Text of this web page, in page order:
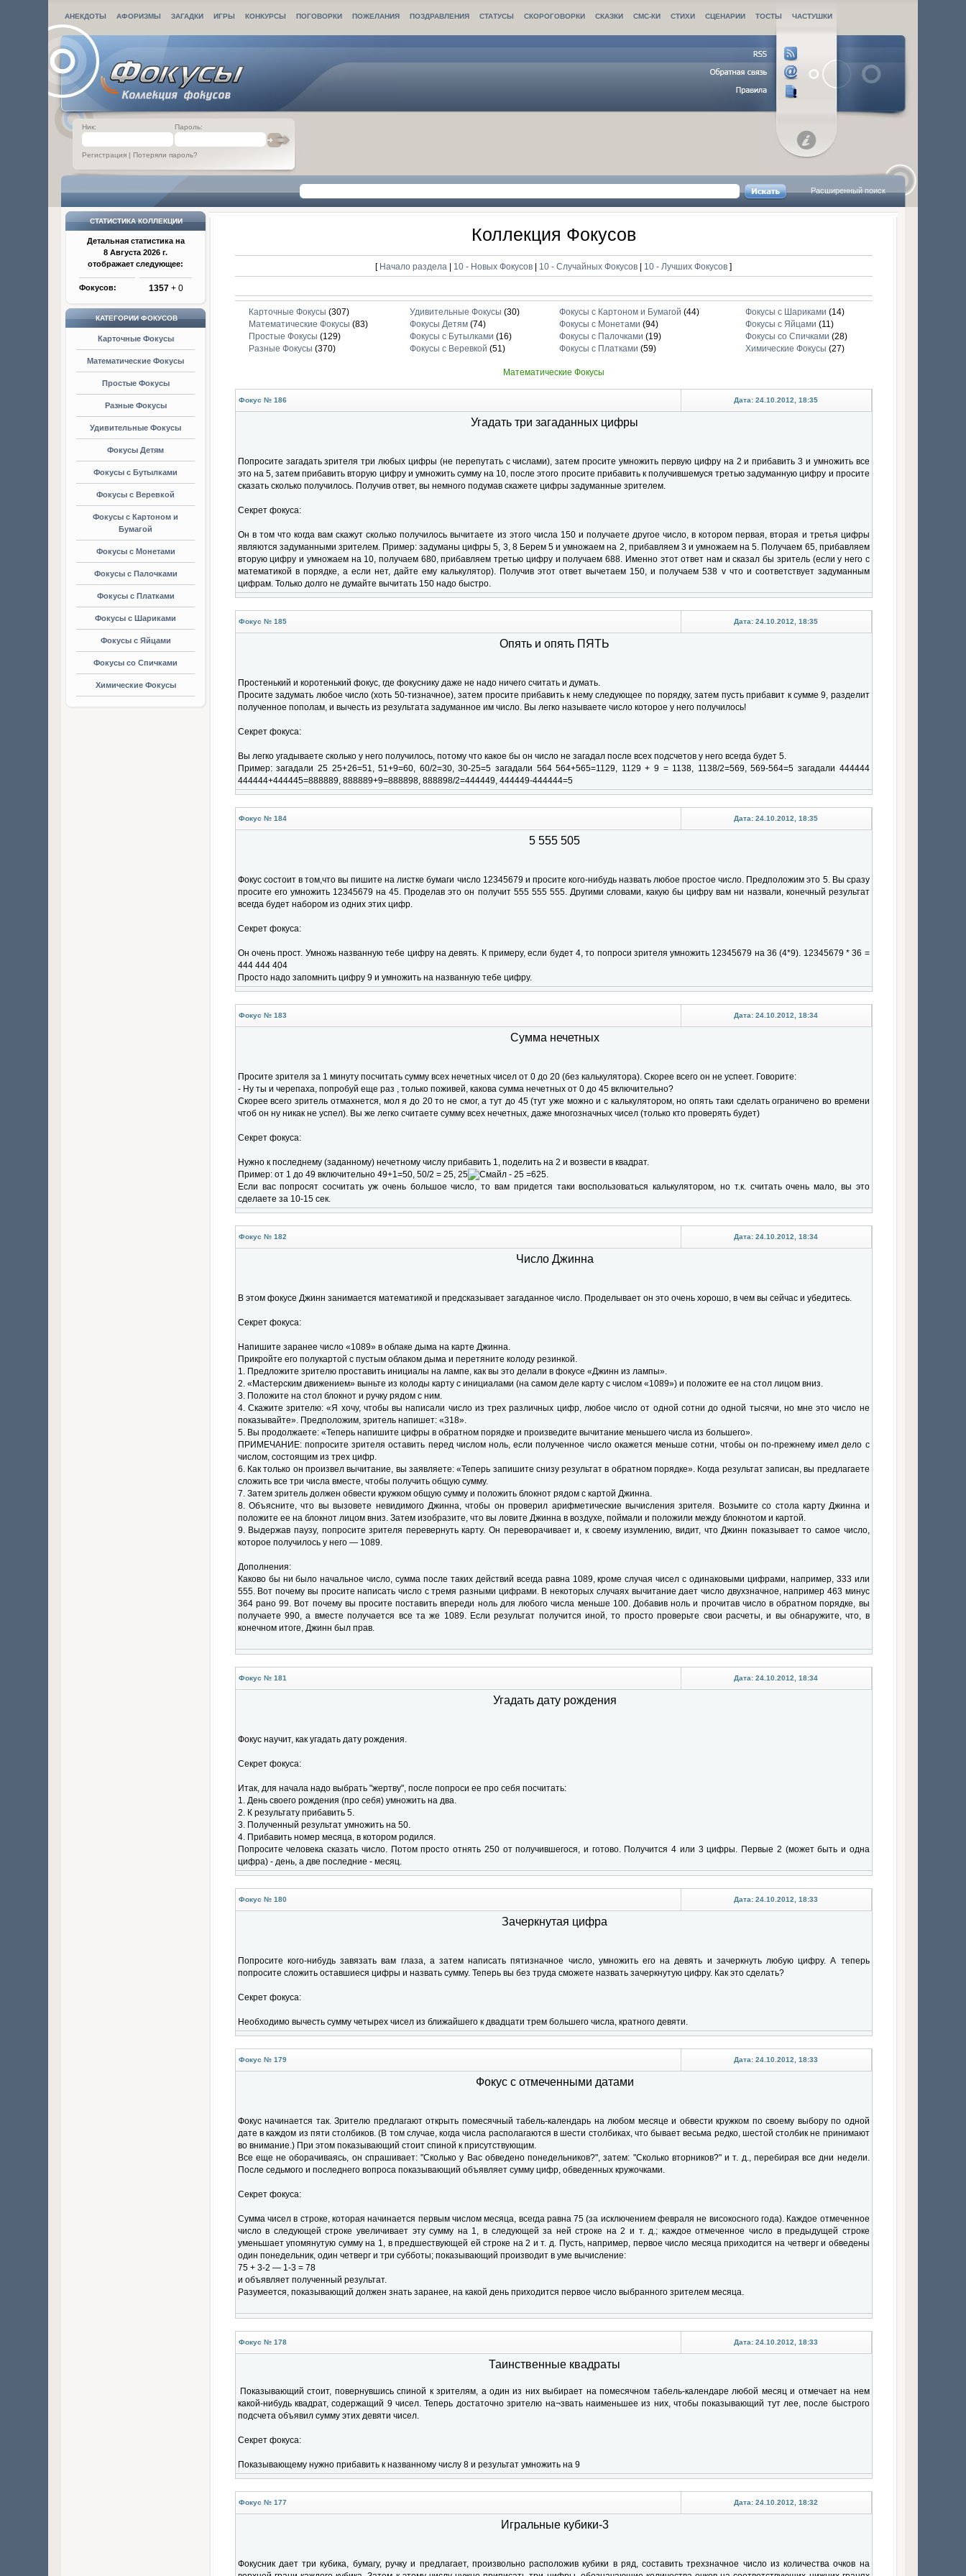
АНЕКДОТЫ АФОРИЗМЫ ЗАГАДКИ ИГРЫ КОНКУРСЫ ПОГОВОРКИ ПОЖЕЛАНИЯ ПОЗДРАВЛЕНИЯ СТАТУСЫ СКОРОГОВОРКИ СКАЗКИ СМС-КИ СТИХИ СЦЕНАРИИ ТОСТЫ ЧАСТУШКИ
Ник: Пароль:
Регистрация | Потеряли пароль?
Расширенный поиск
СТАТИСТИКА КОЛЛЕКЦИИ
Детальная статистика на
8 Августа 2026 г.
отображает следующее:
Фокусов: 1357 + 0
КАТЕГОРИИ ФОКУСОВ
Карточные Фокусы
Математические Фокусы
Простые Фокусы
Разные Фокусы
Удивительные Фокусы
Фокусы Детям
Фокусы с Бутылками
Фокусы с Веревкой
Фокусы с Картоном и
Бумагой
Фокусы с Монетами
Фокусы с Палочками
Фокусы с Платками
Фокусы с Шариками
Фокусы с Яйцами
Фокусы со Спичками
Химические Фокусы
Коллекция Фокусов
[ Начало раздела | 10 - Новых Фокусов | 10 - Случайных Фокусов | 10 - Лучших Фокусов ]
Карточные Фокусы (307)
Математические Фокусы (83)
Простые Фокусы (129)
Разные Фокусы (370)
Удивительные Фокусы (30)
Фокусы Детям(74)
Фокусы с Бутылками (16)
Фокусы с Веревкой (51)
Фокусы с Картоном и Бумагой (44)
Фокусы с Монетами (94)
Фокусы с Палочками (19)
Фокусы с Платками (59)
Фокусы с Шариками (14)
Фокусы с Яйцами (11)
Фокусы со Спичками (28)
Химические Фокусы (27)
Математические Фокусы
Фокус № 186 Дата: 24.10.2012, 18:35
Угадать три загаданных цифры
Попросите загадать зрителя три любых цифры (не перепутать с числами), затем просите умножить первую цифру на 2 и прибавить 3 и умножить все
это на 5, затем прибавить вторую цифру и умножить сумму на 10, после этого просите прибавить к получившемуся третью задуманную цифру и просите
сказать сколько получилось. Получив ответ, вы немного подумав скажете цифры задуманные зрителем.
Секрет фокуса:
Он в том что когда вам скажут сколько получилось вычитаете из этого числа 150 и получаете другое число, в котором первая, вторая и третья цифры
являются задуманными зрителем. Пример: задуманы цифры 5, 3, 8 Берем 5 и умножаем на 2, прибавляем 3 и умножаем на 5. Получаем 65, прибавляем
вторую цифру и умножаем на 10, получаем 680, прибавляем третью цифру и получаем 688. Именно этот ответ нам и сказал бы зритель (если у него с
математикой в порядке, а если нет, дайте ему калькулятор). Получив этот ответ вычетаем 150, и получаем 538 v что и соответствует задуманным
цифрам. Только долго не думайте вычитать 150 надо быстро.
Фокус № 185 Дата: 24.10.2012, 18:35
Опять и опять ПЯТЬ
Простенький и коротенький фокус, где фокуснику даже не надо ничего считать и думать.
Просите задумать любое число (хоть 50-тизначное), затем просите прибавить к нему следующее по порядку, затем пусть прибавит к сумме 9, разделит
полученное пополам, и вычесть из результата задуманное им число. Вы легко называете число которое у него получилось!
Секрет фокуса:
Вы легко угадываете сколько у него получилось, потому что какое бы он число не загадал после всех подсчетов у него всегда будет 5.
Пример: загадали 25 25+26=51, 51+9=60, 60/2=30, 30-25=5 загадали 564 564+565=1129, 1129 + 9 = 1138, 1138/2=569, 569-564=5 загадали 444444
444444+444445=888889, 888889+9=888898, 888898/2=444449, 444449-444444=5
Фокус № 184 Дата: 24.10.2012, 18:35
5 555 505
Фокус состоит в том,что вы пишите на листке бумаги число 12345679 и просите кого-нибудь назвать любое простое число. Предположим это 5. Вы сразу
просите его умножить 12345679 на 45. Проделав это он получит 555 555 555. Другими словами, какую бы цифру вам ни назвали, конечный результат
всегда будет набором из одних этих цифр.
Секрет фокуса:
Он очень прост. Умножь названную тебе цифру на девять. К примеру, если будет 4, то попроси зрителя умножить 12345679 на 36 (4*9). 12345679 * 36 =
444 444 404
Просто надо запомнить цифру 9 и умножить на названную тебе цифру.
Фокус № 183 Дата: 24.10.2012, 18:34
Сумма нечетных
Просите зрителя за 1 минуту посчитать сумму всех нечетных чисел от 0 до 20 (без калькулятора). Скорее всего он не успеет. Говорите:
- Ну ты и черепаха, попробуй еще раз , только поживей, какова сумма нечетных от 0 до 45 включительно?
Скорее всего зритель отмахнется, мол я до 20 то не смог, а тут до 45 (тут уже можно и с калькулятором, но опять таки сделать ограничено во времени
чтоб он ну никак не успел). Вы же легко считаете сумму всех нечетных, даже многозначных чисел (только кто проверять будет)
Секрет фокуса:
Нужно к последнему (заданному) нечетному числу прибавить 1, поделить на 2 и возвести в квадрат.
Пример: от 1 до 49 включительно 49+1=50, 50/2 = 25, 25
=625.
Если вас попросят сосчитать уж очень большое число, то вам придется таки воспользоваться калькулятором, но т.к. считать очень мало, вы это
сделаете за 10-15 сек.
Фокус № 182 Дата: 24.10.2012, 18:34
Число Джинна
В этом фокусе Джинн занимается математикой и предсказывает загаданное число. Проделывает он это очень хорошо, в чем вы сейчас и убедитесь.
Секрет фокуса:
Напишите заранее число «1089» в облаке дыма на карте Джинна.
Прикройте его полукартой с пустым облаком дыма и перетяните колоду резинкой.
1. Предложите зрителю проставить инициалы на лампе, как вы это делали в фокусе «Джинн из лампы».
2. «Мастерским движением» выньте из колоды карту с инициалами (на самом деле карту с числом «1089») и положите ее на стол лицом вниз.
3. Положите на стол блокнот и ручку рядом с ним.
4. Скажите зрителю: «Я хочу, чтобы вы написали число из трех различных цифр, любое число от одной сотни до одной тысячи, но мне это число не
показывайте». Предположим, зритель напишет: «318».
5. Вы продолжаете: «Теперь напишите цифры в обратном порядке и произведите вычитание меньшего числа из большего».
ПРИМЕЧАНИЕ: попросите зрителя оставить перед числом ноль, если полученное число окажется меньше сотни, чтобы он по-прежнему имел дело с
числом, состоящим из трех цифр.
6. Как только он произвел вычитание, вы заявляете: «Теперь запишите снизу результат в обратном порядке». Когда результат записан, вы предлагаете
сложить все три числа вместе, чтобы получить общую сумму.
7. Затем зритель должен обвести кружком общую сумму и положить блокнот рядом с картой Джинна.
8. Объясните, что вы вызовете невидимого Джинна, чтобы он проверил арифметические вычисления зрителя. Возьмите со стола карту Джинна и
положите ее на блокнот лицом вниз. Затем изобразите, что вы ловите Джинна в воздухе, поймали и положили между блокнотом и картой.
9. Выдержав паузу, попросите зрителя перевернуть карту. Он переворачивает и, к своему изумлению, видит, что Джинн показывает то самое число,
которое получилось у него — 1089.
Дополнения:
Каково бы ни было начальное число, сумма после таких действий всегда равна 1089, кроме случая чисел с одинаковыми цифрами, например, 333 или
555. Вот почему вы просите написать число с тремя разными цифрами. В некоторых случаях вычитание дает число двухзначное, например 463 минус
364 рано 99. Вот почему вы просите поставить впереди ноль для любого числа меньше 100. Добавив ноль и прочитав число в обратном порядке, вы
получаете 990, а вместе получается все та же 1089. Если результат получится иной, то просто проверьте свои расчеты, и вы обнаружите, что, в
конечном итоге, Джинн был прав.
Фокус № 181 Дата: 24.10.2012, 18:34
Угадать дату рождения
Фокус научит, как угадать дату рождения.
Секрет фокуса:
Итак, для начала надо выбрать "жертву", после попроси ее про себя посчитать:
1. День своего рождения (про себя) умножить на два.
2. К результату прибавить 5.
3. Полученный результат умножить на 50.
4. Прибавить номер месяца, в котором родился.
Попросите человека сказать число. Потом просто отнять 250 от получившегося, и готово. Получится 4 или 3 цифры. Первые 2 (может быть и одна
цифра) - день, а две последние - месяц.
Фокус № 180 Дата: 24.10.2012, 18:33
Зачеркнутая цифра
Попросите кого-нибудь завязать вам глаза, а затем написать пятизначное число, умножить его на девять и зачеркнуть любую цифру. А теперь
попросите сложить оставшиеся цифры и назвать сумму. Теперь вы без труда сможете назвать зачеркнутую цифру. Как это сделать?
Секрет фокуса:
Необходимо вычесть сумму четырех чисел из ближайшего к двадцати трем большего числа, кратного девяти.
Фокус № 179 Дата: 24.10.2012, 18:33
Фокус с отмеченными датами
Фокус начинается так. Зрителю предлагают открыть помесячный табель-календарь на любом месяце и обвести кружком по своему выбору по одной
дате в каждом из пяти столбиков. (В том случае, когда числа располагаются в шести столбиках, что бывает весьма редко, шестой столбик не принимают
во внимание.) При этом показывающий стоит спиной к присутствующим.
Все еще не оборачиваясь, он спрашивает: "Сколько у Вас обведено понедельников?", затем: "Сколько вторников?" и т. д., перебирая все дни недели.
После седьмого и последнего вопроса показывающий объявляет сумму цифр, обведенных кружочками.
Секрет фокуса:
Сумма чисел в строке, которая начинается первым числом месяца, всегда равна 75 (за исключением февраля не високосного года). Каждое отмеченное
число в следующей строке увеличивает эту сумму на 1, в следующей за ней строке на 2 и т. д.; каждое отмеченное число в предыдущей строке
уменьшает упомянутую сумму на 1, в предшествующей ей строке на 2 и т. д. Пусть, например, первое число месяца приходится на четверг и обведены
один понедельник, один четверг и три субботы; показывающий производит в уме вычисление:
75 + 3-2 — 1-3 = 78
и объявляет полученный результат.
Разумеется, показывающий должен знать заранее, на какой день приходится первое число выбранного зрителем месяца.
Фокус № 178 Дата: 24.10.2012, 18:33
Таинственные квадраты
Показывающий стоит, повернувшись спиной к зрителям, а один из них выбирает на помесячном табель-календаре любой месяц и отмечает на нем
какой-нибудь квадрат, содержащий 9 чисел. Теперь достаточно зрителю на¬звать наименьшее из них, чтобы показывающий тут лее, после быстрого
подсчета объявил сумму этих девяти чисел.
Секрет фокуса:
Показывающему нужно прибавить к названному числу 8 и результат умножить на 9
Фокус № 177 Дата: 24.10.2012, 18:32
Игральные кубики-3
Фокусник дает три кубика, бумагу, ручку и предлагает, произвольно расположив кубики в ряд, составить трехзначное число из количества очков на